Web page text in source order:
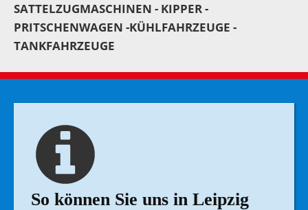
SATTELZUGMASCHINEN - KIPPER -
PRITSCHENWAGEN -KÜHLFAHRZEUGE -
TANKFAHRZEUGE
So können Sie uns in Leipzig